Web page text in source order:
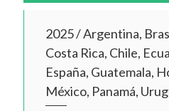
2025/Argentina,
Costa Rica, Chile,
España, Guatemala,
México, Panamá,